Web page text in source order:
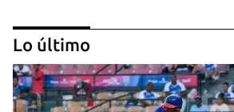
Lo último